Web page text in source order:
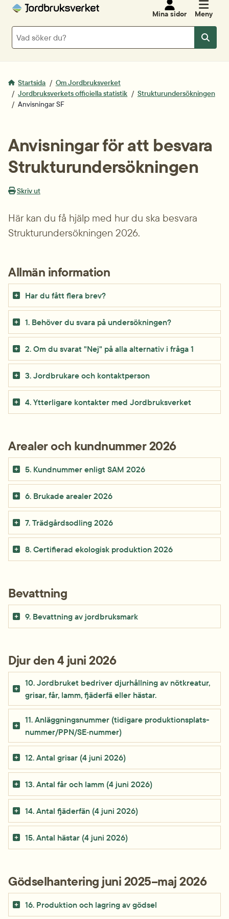
Mina sidor Meny
Sök
Sök
Startsida
Om Jordbruksverket
Jordbruksverkets officiella statistik
Strukturundersökningen
Anvisningar SF
Anvisningar för att besvara
Strukturundersökningen
Skriv ut
Här kan du få hjälp med hur du ska besvara
Strukturundersökningen 2026.
Allmän information
Har du fått flera brev?
1. Behöver du svara på undersökningen?
2. Om du svarat "Nej" på alla alternativ i fråga 1
3. Jordbrukare och kontaktperson
4. Ytterligare kontakter med Jordbruksverket
Arealer och kundnummer 2026
5. Kundnummer enligt SAM 2026
6. Brukade arealer 2026
7. Trädgårdsodling 2026
8. Certifierad ekologisk produktion 2026
Bevattning
9. Bevattning av jordbruksmark
Djur den 4 juni 2026
10. Jordbruket bedriver djurhållning av nötkreatur,
grisar, får, lamm, fjäderfä eller hästar.
11. Anläggningsnummer (tidigare produktions­plats­
nummer/PPN/SE‑nummer)
12. Antal grisar (4 juni 2026)
13. Antal får och lamm (4 juni 2026)
14. Antal fjäderfän (4 juni 2026)
15. Antal hästar (4 juni 2026)
Gödselhantering juni 2025–maj 2026
16. Produktion och lagring av gödsel